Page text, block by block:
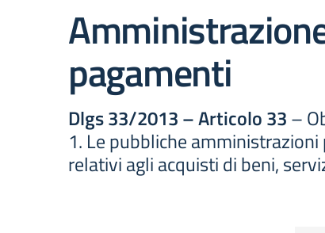
pagamenti
Dlgs 33/2013 – Articolo 33–
1. Le pubbliche
relativi agli acquisti di beni,